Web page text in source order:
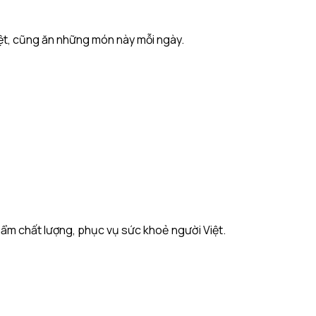
cũng ăn những món này mỗi ngày.
chất lượng, phục vụ sức khoẻ người Việt.